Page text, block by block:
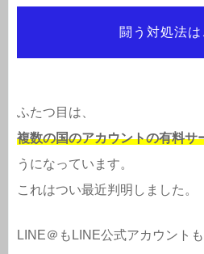
闘う対処法は
ふたつ目は、
複数の国のアカウントの有料サ
うになっています。
これはつい最近判明しました。
LINE＠もLINE公式アカウントも